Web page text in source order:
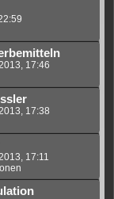
17:46
17:38
17:11